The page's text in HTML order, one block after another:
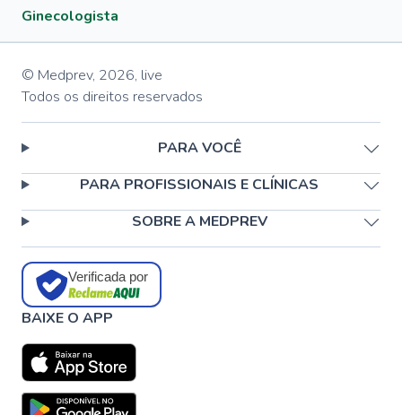
Ginecologista
© Medprev, 2026, live
Todos os direitos reservados
PARA VOCÊ
PARA PROFISSIONAIS E CLÍNICAS
SOBRE A MEDPREV
Verificada por
BAIXE O APP